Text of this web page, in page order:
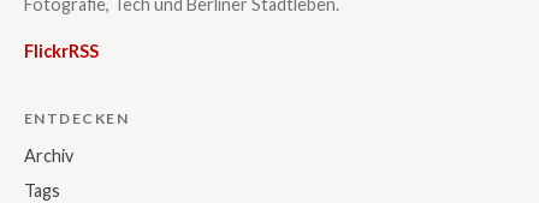
FlickrRSS
ENTDECKEN
Archiv
Tags